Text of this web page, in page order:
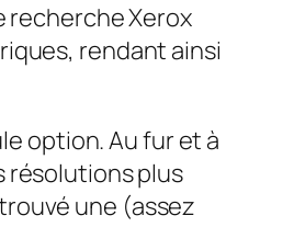
recherche Xerox
rendant ainsi
option. Au fur et à
résolutions plus
une (assez